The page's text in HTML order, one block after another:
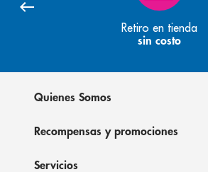
Retiro en tienda
sin costo
Quienes Somos
Recompensas y promociones
Servicios